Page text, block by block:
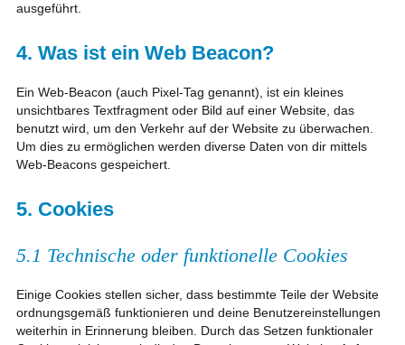
ausgeführt.
4. Was ist ein Web Beacon?
Ein Web-Beacon (auch Pixel-Tag genannt), ist ein kleines
unsichtbares Textfragment oder Bild auf einer Website, das
benutzt wird, um den Verkehr auf der Website zu überwachen.
Um dies zu ermöglichen werden diverse Daten von dir mittels
Web-Beacons gespeichert.
5. Cookies
5.1 Technische oder funktionelle Cookies
Einige Cookies stellen sicher, dass bestimmte Teile der Website
ordnungsgemäß funktionieren und deine Benutzereinstellungen
weiterhin in Erinnerung bleiben. Durch das Setzen funktionaler